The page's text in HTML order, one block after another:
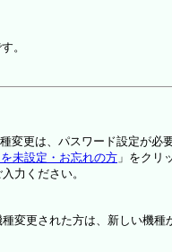
。
更は、パスワード設定が必要
未設定・お忘れの方 」をクリ
力ください。
更された方は、新しい機種